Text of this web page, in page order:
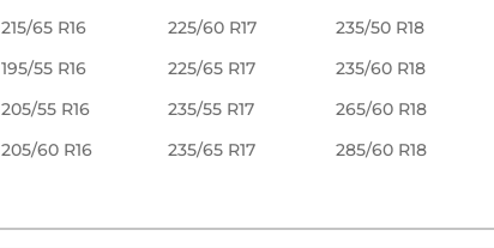
215/65 R16
195/55 R16
205/55 R16
205/60 R16
225/60 R17
225/65 R17
235/55 R17
235/65 R17
235/50 R18
235/60 R18
265/60 R18
285/60 R18